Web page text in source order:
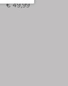
€ 49,99